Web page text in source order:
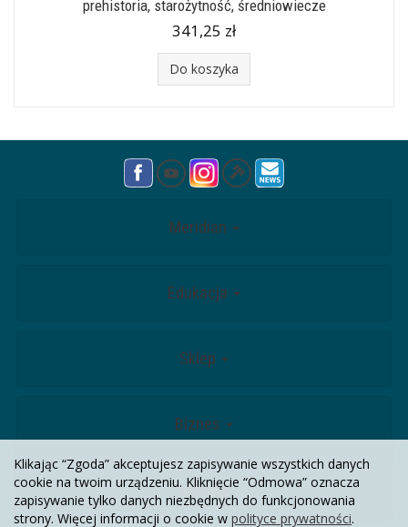
prehistoria, starożytność, średniowiecze
341,25 zł
Do koszyka
Meridian
Edukacja
Sklep
Biznes
Kontakt
Klikając “Zgoda” akceptujesz zapisywanie wszystkich danych
cookie na twoim urządzeniu. Kliknięcie “Odmowa” oznacza
zapisywanie tylko danych niezbędnych do funkcjonowania
strony. Więcej informacji o cookie w polityce prywatności.